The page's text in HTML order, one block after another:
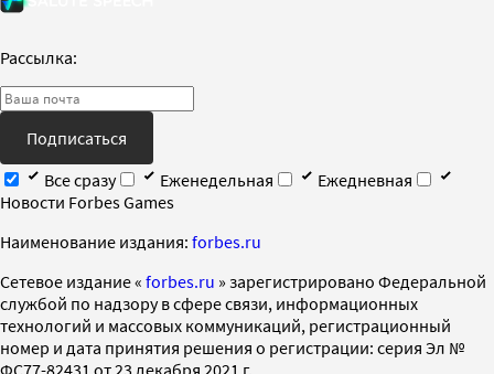
Рассылка:
Подписаться
Все сразу
Еженедельная
Ежедневная
Новости Forbes Games
Наименование издания: forbes.ru
Cетевое издание « forbes.ru » зарегистрировано Федеральной
службой по надзору в сфере связи, информационных
технологий и массовых коммуникаций, регистрационный
номер и дата принятия решения о регистрации: серия Эл №
ФС77-82431 от 23 декабря 2021 г.